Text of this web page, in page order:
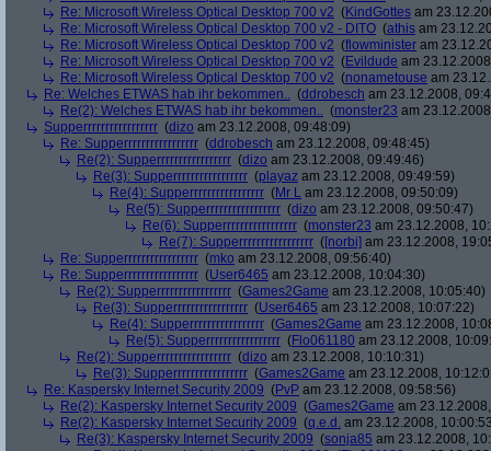
Re: Microsoft Wireless Optical Desktop 700 v2 (KindGottes am
Re: Microsoft Wireless Optical Desktop 700 v2 - DITO (athis am
Re: Microsoft Wireless Optical Desktop 700 v2 (flowminister am
Re: Microsoft Wireless Optical Desktop 700 v2 (Evildude am
Re: Microsoft Wireless Optical Desktop 700 v2 (nonametouse am
Re: Welches ETWAS hab ihr bekommen.. (ddrobesch am 23.12.2008,
Re(2): Welches ETWAS hab ihr bekommen.. (monster23 am
Supperrrrrrrrrrrrrrrrr (dizo am 23.12.2008, 09:48:09)
Re: Supperrrrrrrrrrrrrrrrr (ddrobesch am 23.12.2008, 09:48:45)
Re(2): Supperrrrrrrrrrrrrrrrr (dizo am 23.12.2008, 09:49:46)
Re(3): Supperrrrrrrrrrrrrrrrr (playaz am 23.12.2008, 09:49:59)
Re(4): Supperrrrrrrrrrrrrrrrr (Mr L am 23.12.2008, 09:50:09)
Re(5): Supperrrrrrrrrrrrrrrrr (dizo am 23.12.2008, 09:50:47)
Re(6): Supperrrrrrrrrrrrrrrrr (monster23 am 23.12.2008,
Re(7): Supperrrrrrrrrrrrrrrrr ([norbi] am 23.12.2008,
Re: Supperrrrrrrrrrrrrrrrr (mko am 23.12.2008, 09:56:40)
Re: Supperrrrrrrrrrrrrrrrr (User6465 am 23.12.2008, 10:04:30)
Re(2): Supperrrrrrrrrrrrrrrrr (Games2Game am 23.12.2008, 10:05:40)
Re(3): Supperrrrrrrrrrrrrrrrr (User6465 am 23.12.2008, 10:07:22)
Re(4): Supperrrrrrrrrrrrrrrrr (Games2Game am 23.12.2008,
Re(5): Supperrrrrrrrrrrrrrrrr (Flo061180 am 23.12.2008,
Re(2): Supperrrrrrrrrrrrrrrrr (dizo am 23.12.2008, 10:10:31)
Re(3): Supperrrrrrrrrrrrrrrrr (Games2Game am 23.12.2008,
Re: Kaspersky Internet Security 2009 (PvP am 23.12.2008, 09:58:56)
Re(2): Kaspersky Internet Security 2009 (Games2Game am
Re(2): Kaspersky Internet Security 2009 (q.e.d. am 23.12.2008,
Re(3): Kaspersky Internet Security 2009 (sonja85 am 23.12.2008,